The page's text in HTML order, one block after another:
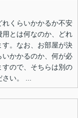
くらいかかるか不安
とは何なのか、どれ
す。なお、お部屋が決
かかるのか、何が必
ので、そちらは別の
い。 ...